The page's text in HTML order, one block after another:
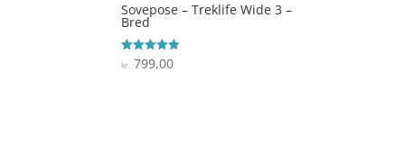
Sovepose – Treklife Wide 3 –
Bred
Vurderet
4.9
kr. 799,00